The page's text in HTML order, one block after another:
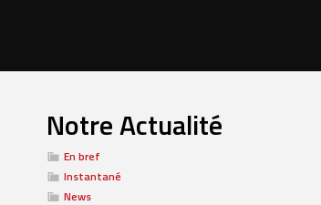
Notre Actualité
En bref
Instantané
News